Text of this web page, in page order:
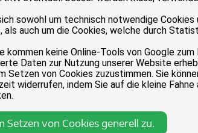
sowohl um technisch notwendige Cookies
als auch um die Cookies, welche durch
kommen keine Online-Tools von Google zum
Daten zur Nutzung unserer Website
Setzen von Cookies zuzustimmen. Sie
widerrufen, indem Sie auf die kleine Fahne
Setzen von Cookies generell zu.